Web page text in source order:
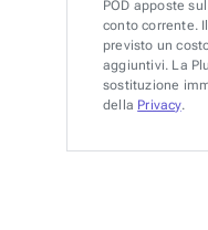
POD apposte
conto corrente.
previsto un
aggiuntivi. La
sostituzione
della Privacy.